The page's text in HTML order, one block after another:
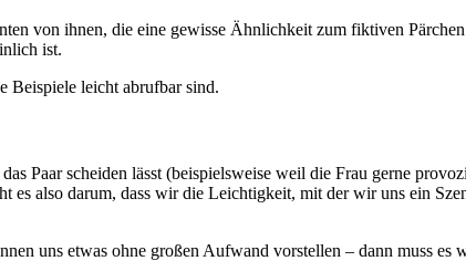
von ihnen, die eine gewisse Ähnlichkeit zum fiktiven
ist.
Beispiele leicht abrufbar sind.
Paar scheiden lässt (beispielsweise weil die Frau gerne
es also darum, dass wir die Leichtigkeit, mit der wir uns ein
uns etwas ohne großen Aufwand vorstellen – dann muss es